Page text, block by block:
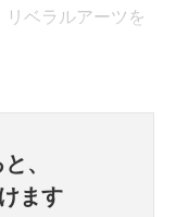
ベラルアーツを
、
ます